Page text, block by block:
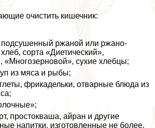
очистить кишечник:
ржаной или ржано-
сорта «Диетический»,
«Многозерновой», сухие хлебцы;
из мяса и рыбы;
фрикадельки, отварные блюда из
простокваша, айран и другие
напитки, изготовленные не более,